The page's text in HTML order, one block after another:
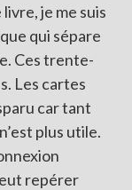
je me suis
qui sépare
Ces trente-
Les cartes
car tant
plus utile.
repérer